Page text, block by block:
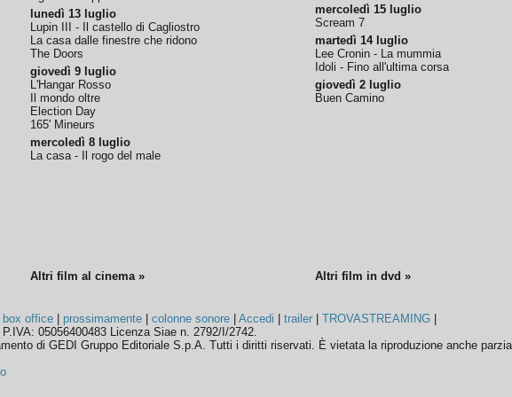
lunedì 13 luglio
Lupin III - Il castello di Cagliostro
La casa dalle finestre che ridono
The Doors
giovedì 9 luglio
L'Hangar Rosso
Il mondo oltre
Election Day
165' Mineurs
mercoledì 8 luglio
La casa - Il rogo del male
mercoledì 15 luglio
Scream 7
martedì 14 luglio
Lee Cronin - La mummia
Idoli - Fino all'ultima corsa
giovedì 2 luglio
Buen Camino
Altri film al cinema » Altri film in dvd »
box office prossimamente |colonne sonore |Accedi |trailer |TROVASTREAMING
05056400483 Licenza Siae n. 2792/I/2742.
di GEDI Gruppo Editoriale S.p.A. Tutti i diritti riservati. È vietata la riproduzione anche